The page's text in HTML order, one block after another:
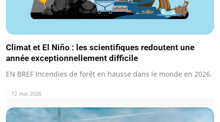
Climat et El Niño : les scientifiques redoutent une
année exceptionnellement difficile
EN BREF Incendies de forêt en hausse dans le monde en 2026.
12 mai 2026